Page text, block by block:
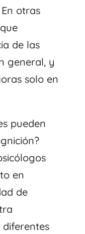
otras
de las
general, y
solo en
pueden
en
de